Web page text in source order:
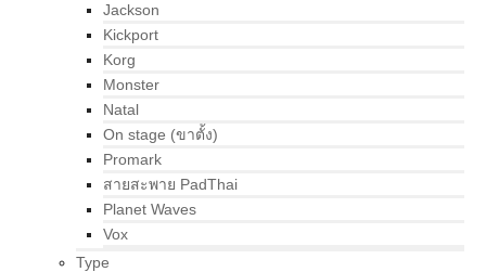
Jackson
Kickport
Korg
Monster
Natal
On stage (ขาตั้ง)
Promark
สายสะพาย PadThai
Planet Waves
Vox
Type